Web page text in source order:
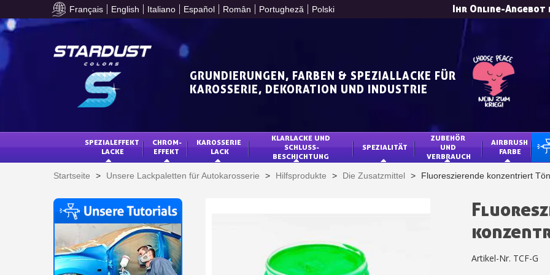
Français English Italiano Español Român Portugheză Polski Ihr Online-Angebot
10€ Einkaufsgutschein
Zahlung in 4x gebührenfrei
Ihr Online-Angebot
Teilen Sie Ihre Kreationen
Rücksendung von
Rabatt von 5€
10€
GRUNDIERUNGEN, FARBEN & SPEZIALLACKE FÜR
KAROSSERIE, DEKORATION UND INDUSTRIE
SPEZIALEFFEKT
LACKE
CHROM-
EFFEKT
KAROSSERIE
LACK
KLARLACKE UND
SCHLUSS-
BESCHICHTUNG
SPEZIALITÄT
ZUBEHÖR
UND
VERBRAUCH
AIRBRUSH
FARBE
Startseite > Unsere Lackpaletten für Autokarosserie > Hilfsprodukte > Die Zusatzmittel > Fluoreszierende konzentriert
Artikel-Nr. TCF-G